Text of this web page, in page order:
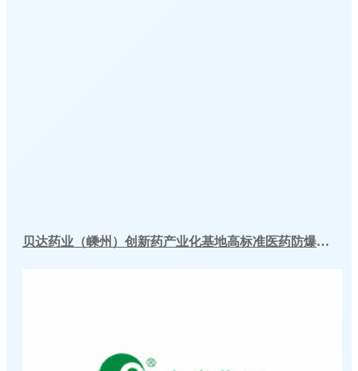
贝达药业（嵊州）创新药产业化基地高标准医药防爆冷库建造工程案例